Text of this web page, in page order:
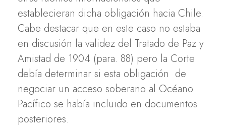
establecieran dicha obligación hacia Chile.
Cabe destacar que en este caso no estaba
en discusión la validez del Tratado de Paz y
Amistad de 1904 (para. 88) pero la Corte
debía determinar si esta obligación de
negociar un acceso soberano al Océano
Pacífico se había incluido en documentos
posteriores.